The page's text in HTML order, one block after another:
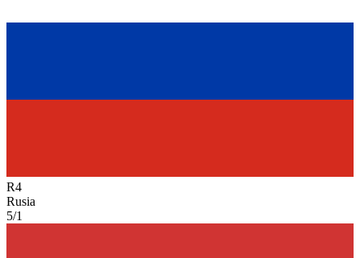
R4
Rusia
5/1